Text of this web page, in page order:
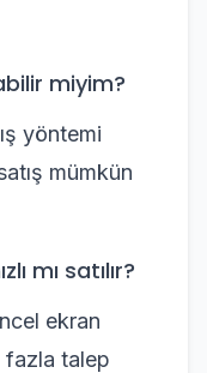
miyim?
yöntemi
mümkün
mı satılır?
ekran
fazla talep